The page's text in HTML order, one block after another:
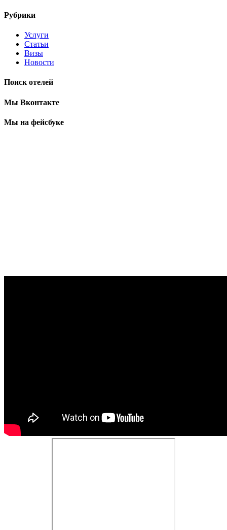
Рубрики
Услуги
Статьи
Визы
Новости
Поиск отелей
Мы Вконтакте
Мы на фейсбуке